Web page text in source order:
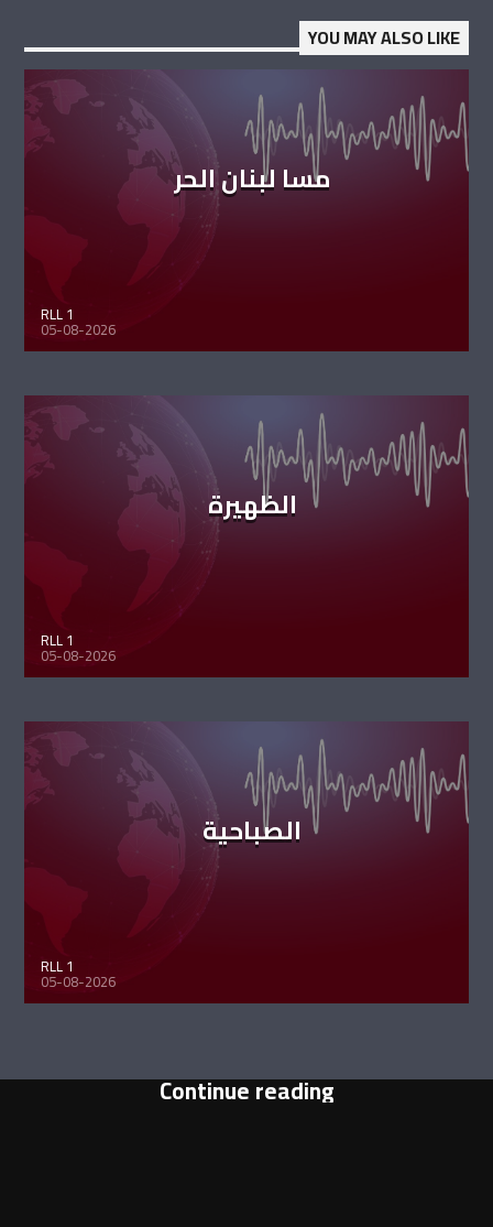
YOU MAY ALSO LIKE
مسا لبنان الحر
RLL 1
05-08-2026
الظهيرة
RLL 1
05-08-2026
الصباحية
RLL 1
05-08-2026
Continue reading